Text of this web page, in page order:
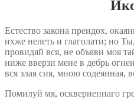
Естество закона преидох,
ихже нелеть и глаголати; но
провидяй вся, не объяви моя
ниже вверзи мене в дебрь
вся злая сия, мною
Помилуй мя, оскверненнаго